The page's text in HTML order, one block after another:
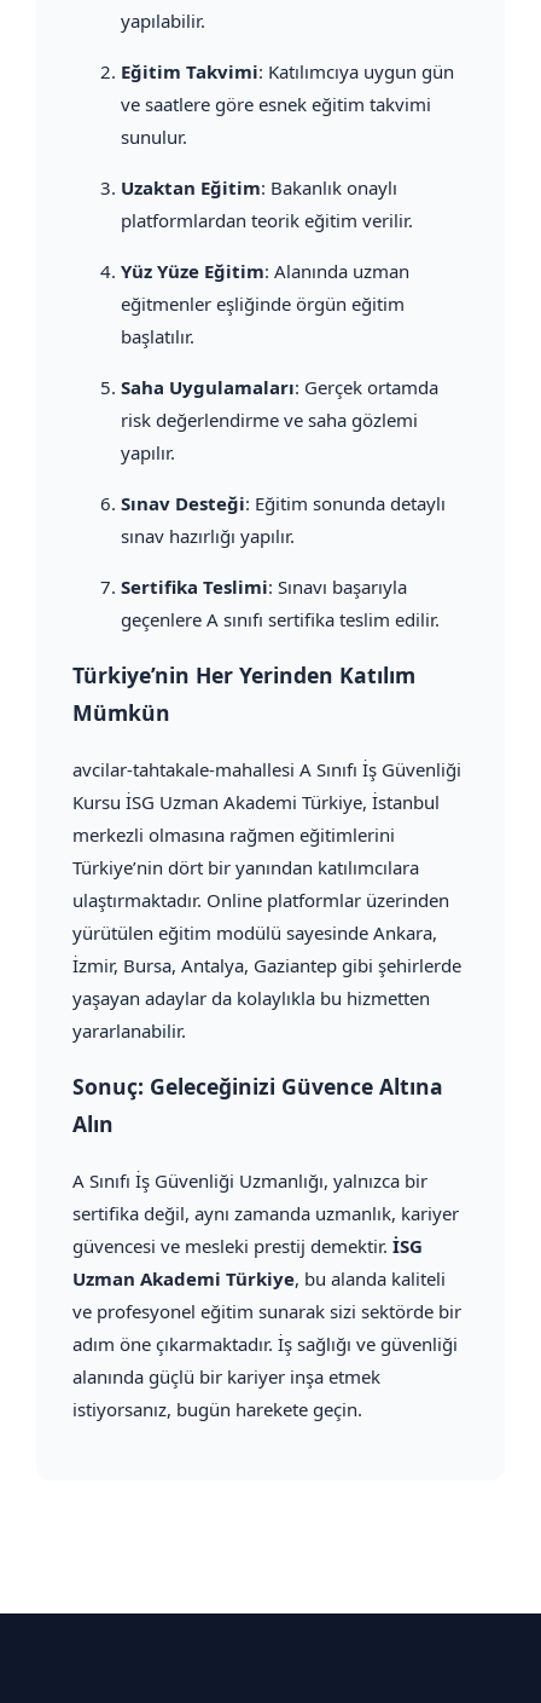
yapılabilir.
Eğitim Takvimi: Katılımcıya uygun gün
ve saatlere göre esnek eğitim takvimi
sunulur.
Uzaktan Eğitim: Bakanlık onaylı
platformlardan teorik eğitim verilir.
Yüz Yüze Eğitim: Alanında uzman
eğitmenler eşliğinde örgün eğitim
başlatılır.
Saha Uygulamaları: Gerçek ortamda
risk değerlendirme ve saha gözlemi
yapılır.
Sınav Desteği: Eğitim sonunda detaylı
sınav hazırlığı yapılır.
Sertifika Teslimi: Sınavı başarıyla
geçenlere A sınıfı sertifika teslim edilir.
Türkiye’nin Her Yerinden Katılım
Mümkün
avcilar-tahtakale-mahallesi A Sınıfı İş Güvenliği
Kursu İSG Uzman Akademi Türkiye, İstanbul
merkezli olmasına rağmen eğitimlerini
Türkiye’nin dört bir yanından katılımcılara
ulaştırmaktadır. Online platformlar üzerinden
yürütülen eğitim modülü sayesinde Ankara,
İzmir, Bursa, Antalya, Gaziantep gibi şehirlerde
yaşayan adaylar da kolaylıkla bu hizmetten
yararlanabilir.
Sonuç: Geleceğinizi Güvence Altına
Alın
A Sınıfı İş Güvenliği Uzmanlığı, yalnızca bir
sertifika değil, aynı zamanda uzmanlık, kariyer
güvencesi ve mesleki prestij demektir. İSG
Uzman Akademi Türkiye, bu alanda kaliteli
ve profesyonel eğitim sunarak sizi sektörde bir
adım öne çıkarmaktadır. İş sağlığı ve güvenliği
alanında güçlü bir kariyer inşa etmek
istiyorsanız, bugün harekete geçin.